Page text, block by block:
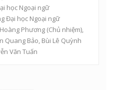
học Ngoại ngữ
Đại học Ngoại ngữ
Phương (Chủ nhiệm),
Quang Bảo, Bùi Lê Quỳnh
Văn Tuấn